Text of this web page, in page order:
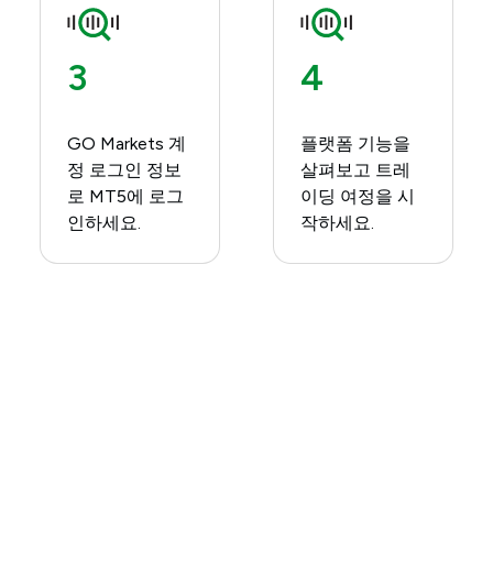
3
GO Markets 계
정 로그인 정보
로 MT5에 로그
인하세요.​
4
플랫폼 기능을
살펴보고 트레
이딩 여정을 시
작하세요.​